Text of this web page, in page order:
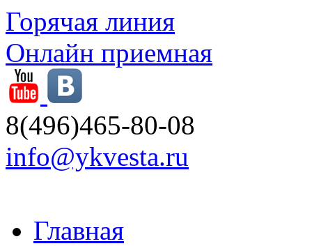
Горячая линия
Онлайн приемная
8(496)465-80-08
info@ykvesta.ru
Главная